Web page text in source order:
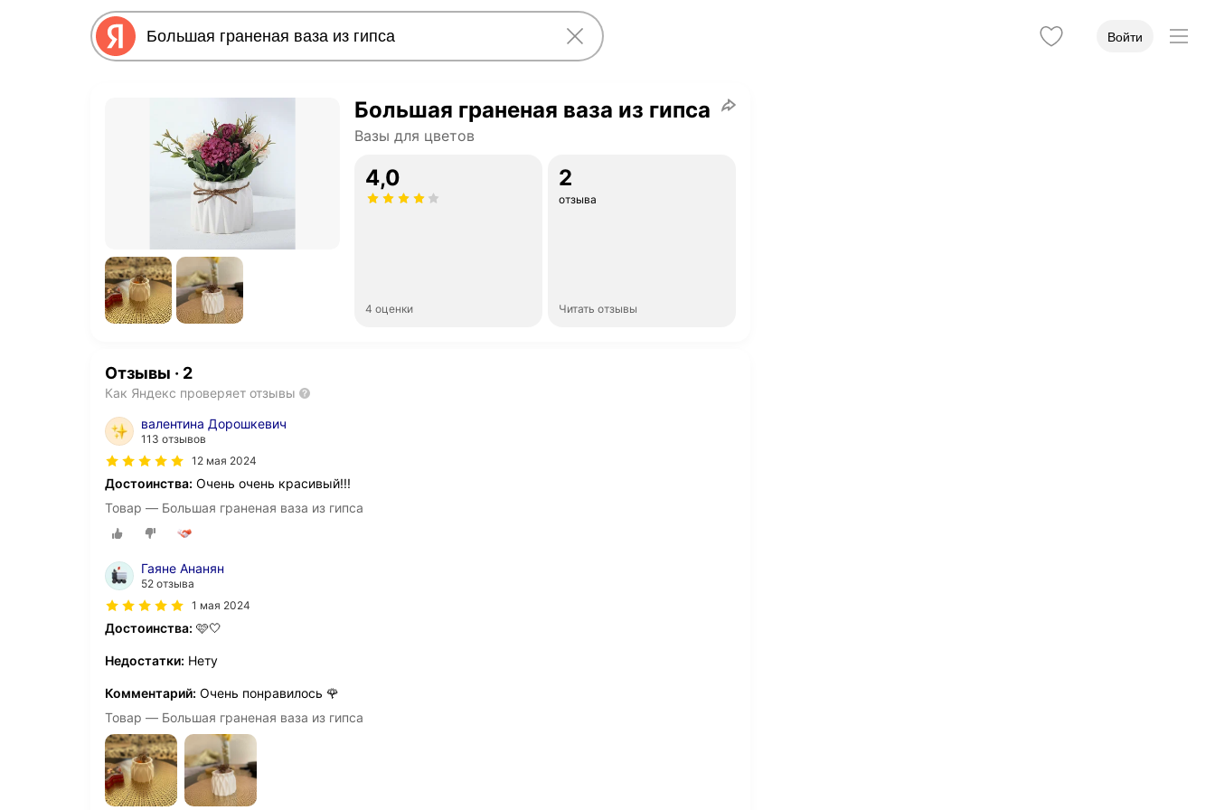
Войти
Большая граненая ваза из гипса
Вазы для цветов
4,0
4 оценки
2
отзыва
Читать отзывы
Отзывы · 2
Как Яндекс проверяет отзывы
валентина Дорошкевич
113 отзывов
12 мая 2024
Достоинства: Очень очень красивый!!!
Товар — Большая граненая ваза из гипса
Гаяне Ананян
52 отзыва
1 мая 2024
Достоинства: 🩷🤍
Недостатки: Нету
Комментарий: Очень понравилось 🌹
Товар — Большая граненая ваза из гипса